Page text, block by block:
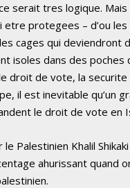
serait tres logique.
etre protegees – d’ou
cages qui deviendront
isoles dans des
droit de vote, la
il est inevitable qu’un
le droit de vote en
Palestinien Khalil
ahurissant quand